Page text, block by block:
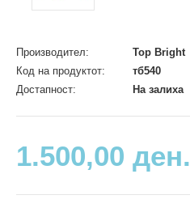
Производител:
Top Bright
Код на продуктот:
тб540
Достапност:
На залиха
1.500,00 ден.